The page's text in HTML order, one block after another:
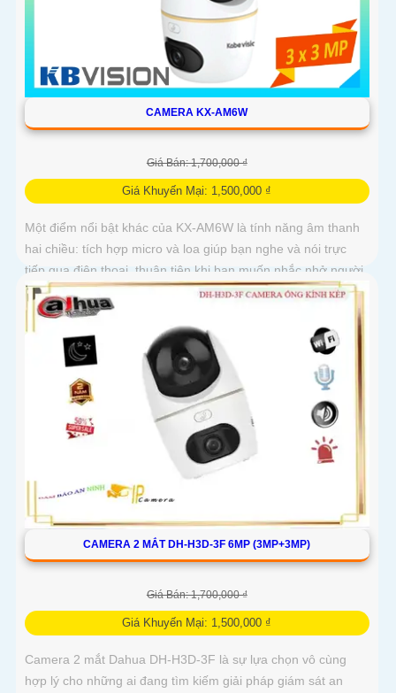
CAMERA KX-AM6W
Giá Bán: 1,700,000 ₫
Giá Khuyến Mại: 1,500,000 ₫
Một điểm nổi bật khác của KX‑AM6W là tính năng âm thanh
hai chiều: tích hợp micro và loa giúp bạn nghe và nói trực
tiếp qua điện thoại, thuận tiện khi bạn muốn nhắc nhở người
nhà, trò chuyện với khách hoặc cảnh báo người lạ. Kết hợp
với khả năng lưu trữ thẻ nhớ và xem lại nhanh chóng, đây
thực sự là giải pháp giám sát thông minh, gọn nhẹ mà vô
cùng hiệu quả
CAMERA 2 MẮT DH-H3D-3F 6MP (3MP+3MP)
Giá Bán: 1,700,000 ₫
Giá Khuyến Mại: 1,500,000 ₫
Camera 2 mắt Dahua DH-H3D-3F là sự lựa chọn vô cùng
hợp lý cho những ai đang tìm kiếm giải pháp giám sát an